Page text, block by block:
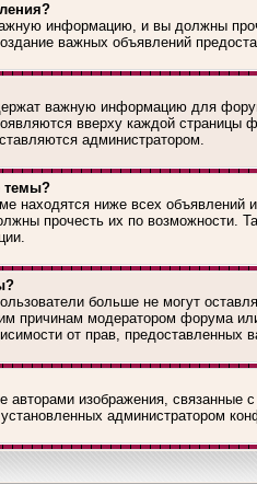
информацию, и вы должны
важных объявлений
важную информацию для
вверху каждой
администратором.
темы?
находятся ниже всех объявлений
прочесть их по возможности.
больше не могут
причинам модератором форума
от прав, предоставленных
авторами изображения, связанные
администратором